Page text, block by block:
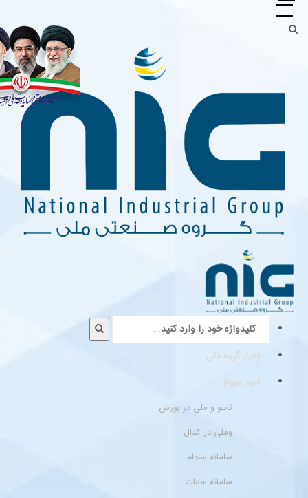
اخبار گروه ملی
امور سهام
تابلو و ملی در بورس
وملی در کدال
سامانه سجام
سامانه سمات